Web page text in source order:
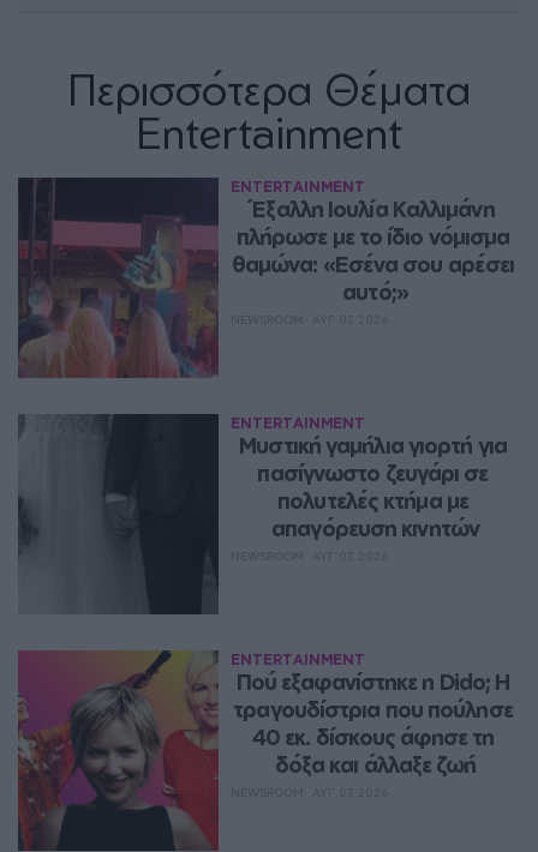
Περισσότερα Θέματα
Entertainment
ENTERTAINMENT
Έξαλλη Ιουλία Καλλιμάνη
πλήρωσε με το ίδιο νόμισμα
θαμώνα: «Εσένα σου αρέσει
αυτό;»
ENTERTAINMENT
Μυστική γαμήλια γιορτή για
πασίγνωστο ζευγάρι σε
πολυτελές κτήμα με
απαγόρευση κινητών
ENTERTAINMENT
Πού εξαφανίστηκε η Dido; Η
τραγουδίστρια που πούλησε
40 εκ. δίσκους άφησε τη
δόξα και άλλαξε ζωή